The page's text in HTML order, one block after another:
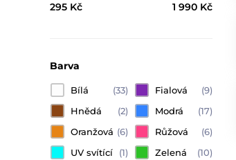
295 Kč 1 990 Kč
Barva
Bílá (33) Fialová
(9)
Hnědá
(2) Modrá
(17)
Oranžová (6) Růžová
(6)
UV svítící
(1) Zelená
(10)